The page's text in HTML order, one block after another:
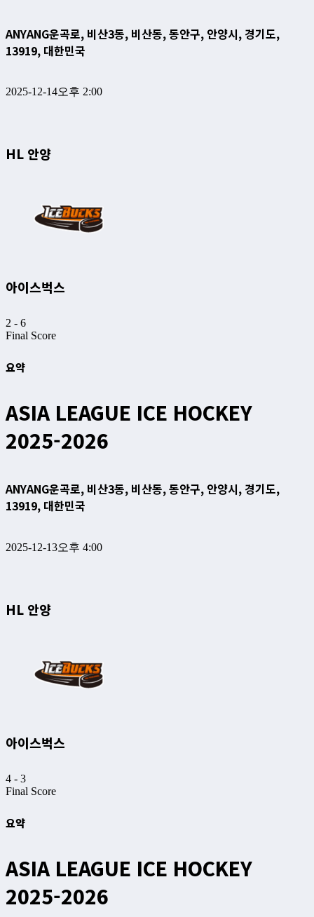
ANYANG운곡로, 비산3동, 비산동, 동안구, 안양시, 경기도,
13919, 대한민국
2025-12-14오후 2:00
HL 안양
아이스벅스
2 - 6
Final Score
요약
ASIA LEAGUE ICE HOCKEY
2025-2026
ANYANG운곡로, 비산3동, 비산동, 동안구, 안양시, 경기도,
13919, 대한민국
2025-12-13오후 4:00
HL 안양
아이스벅스
4 - 3
Final Score
요약
ASIA LEAGUE ICE HOCKEY
2025-2026